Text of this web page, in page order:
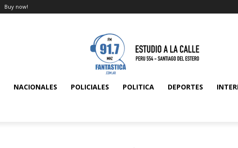
Buy now!
NACIONALES POLICIALES POLITICA DEPORTES